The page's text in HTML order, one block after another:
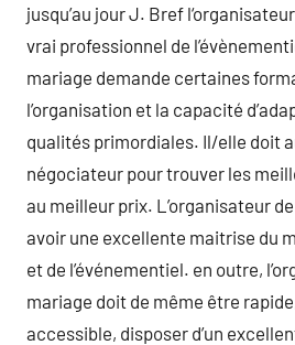
jusqu’au jour J. Bref
vrai professionnel de
mariage demande certaines
l’organisation et la capacité
qualités primordiales. Il/elle doit
négociateur pour trouver les
au meilleur prix. L’organisateur
avoir une excellente maitrise du
et de l’événementiel. en outre,
mariage doit de même être
accessible, disposer d’un